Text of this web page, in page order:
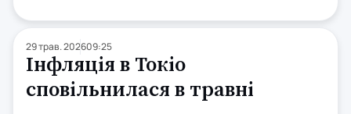
29 трав. 202609:25
Інфляція в Токіо
сповільнилася в травні